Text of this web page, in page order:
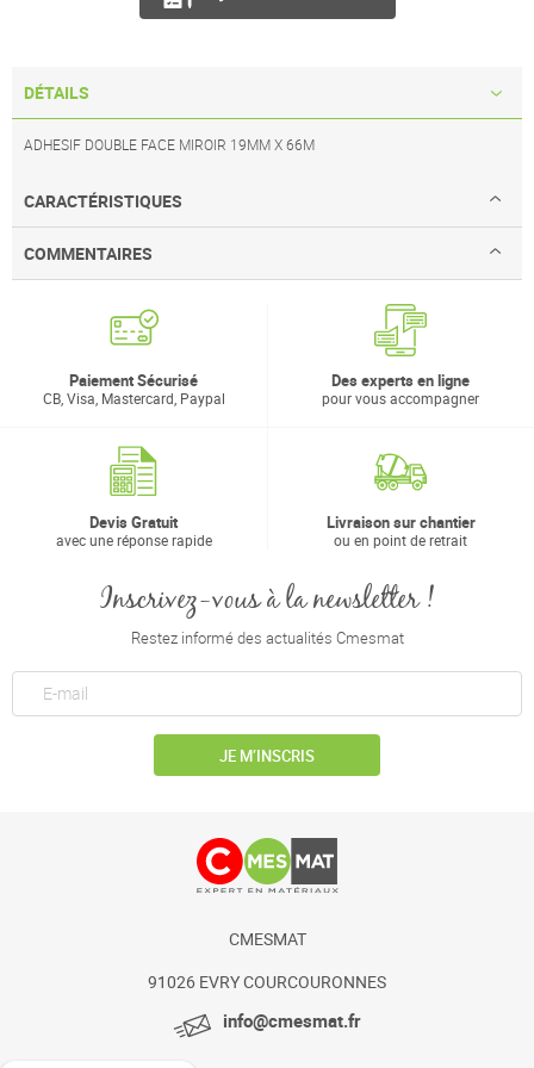
DÉTAILS
ADHESIF DOUBLE FACE MIROIR 19MM X 66M
CARACTÉRISTIQUES
COMMENTAIRES
Paiement Sécurisé
CB, Visa, Mastercard, Paypal
Des experts en ligne
pour vous accompagner
Devis Gratuit
avec une réponse rapide
Livraison sur chantier
ou en point de retrait
Inscrivez-vous à la newsletter !
Restez informé des actualités Cmesmat
JE M’INSCRIS
CMESMAT
91026 EVRY COURCOURONNES
info@cmesmat.fr